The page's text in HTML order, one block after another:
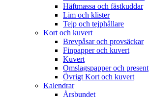
Häftmassa och fästkuddar
Lim och klister
Tejp och tejphållare
Kort och kuvert
Brevpåsar och provsäckar
Finpapper och kuvert
Kuvert
Omslagspapper och present
Övrigt Kort och kuvert
Kalendrar
Årsbundet